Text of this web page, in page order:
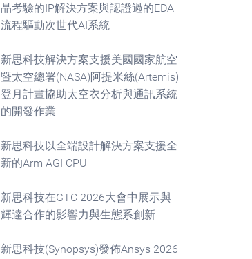
晶考驗的IP解決方案與認證過的EDA
流程驅動次世代AI系統
新思科技解決方案支援美國國家航空
暨太空總署(NASA)阿提米絲(Artemis)
登月計畫協助太空衣分析與通訊系統
的開發作業
新思科技以全端設計解決方案支援全
新的Arm AGI CPU
新思科技在GTC 2026大會中展示與
輝達合作的影響力與生態系創新
新思科技(Synopsys)發佈Ansys 2026